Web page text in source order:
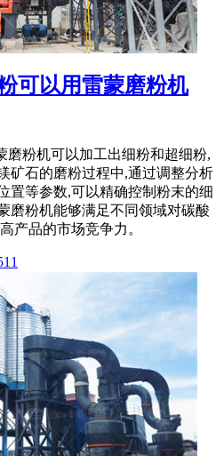
可以用雷蒙磨粉机
磨粉机可以加工出细粉和超细粉,
矿石的磨粉过程中,通过调整分析
置等参数,可以精确控制粉末的细
磨粉机能够满足不同领域对碳酸
产品的市场竞争力。